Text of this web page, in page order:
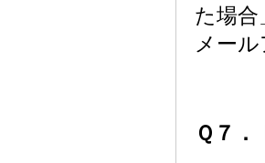
た場
メー
Ｑ７